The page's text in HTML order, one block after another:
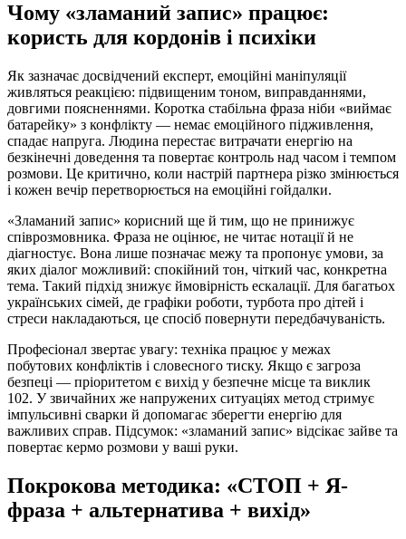
Чому «зламаний запис» працює:
користь для кордонів і психіки
Як зазначає досвідчений експерт, емоційні маніпуляції
живляться реакцією: підвищеним тоном, виправданнями,
довгими поясненнями. Коротка стабільна фраза ніби «виймає
батарейку» з конфлікту — немає емоційного підживлення,
спадає напруга. Людина перестає витрачати енергію на
безкінечні доведення та повертає контроль над часом і темпом
розмови. Це критично, коли настрій партнера різко змінюється
і кожен вечір перетворюється на емоційні гойдалки.
«Зламаний запис» корисний ще й тим, що не принижує
співрозмовника. Фраза не оцінює, не читає нотації й не
діагностує. Вона лише позначає межу та пропонує умови, за
яких діалог можливий: спокійний тон, чіткий час, конкретна
тема. Такий підхід знижує ймовірність ескалації. Для багатьох
українських сімей, де графіки роботи, турбота про дітей і
стреси накладаються, це спосіб повернути передбачуваність.
Професіонал звертає увагу: техніка працює у межах
побутових конфліктів і словесного тиску. Якщо є загроза
безпеці — пріоритетом є вихід у безпечне місце та виклик
102. У звичайних же напружених ситуаціях метод стримує
імпульсивні сварки й допомагає зберегти енергію для
важливих справ. Підсумок: «зламаний запис» відсікає зайве та
повертає кермо розмови у ваші руки.
Покрокова методика: «СТОП + Я-
фраза + альтернатива + вихід»